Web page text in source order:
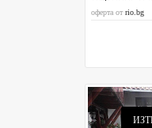
от
оферта отrio.bg